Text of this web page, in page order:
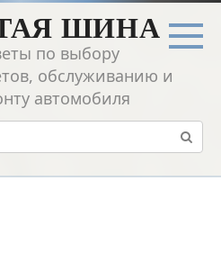
ШИНА
по выбору
обслуживанию и
автомобиля